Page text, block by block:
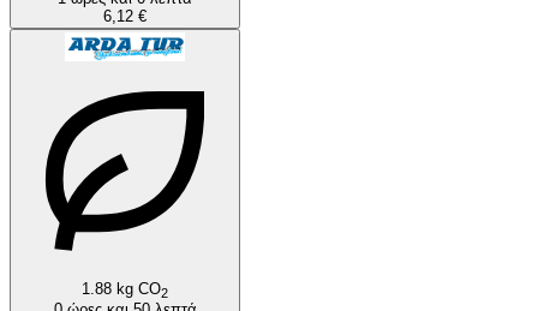
6,12 €
1.88 kg CO2